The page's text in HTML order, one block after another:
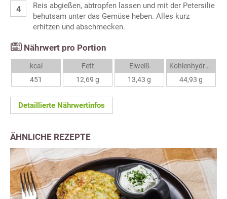
Reis abgießen, abtropfen lassen und mit der Petersilie
behutsam unter das Gemüse heben. Alles kurz
erhitzen und abschmecken.
Nährwert pro Portion
kcal
451
Fett
12,69 g
Eiweiß
13,43 g
Kohlenhydrate
44,93 g
Detaillierte Nährwertinfos
ÄHNLICHE REZEPTE